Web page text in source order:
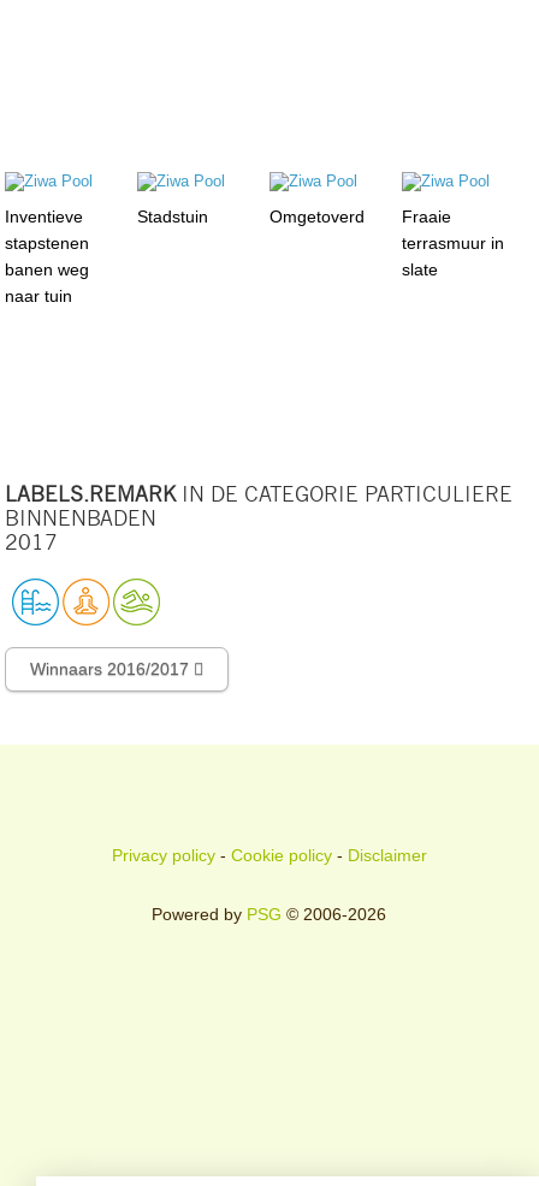
Inventieve
stapstenen
banen weg
naar tuin
Stadstuin Omgetoverd
Fraaie
terrasmuur in
slate
LABELS.REMARKIN DE CATEGORIE PARTICULIERE
BINNENBADEN
2017
Winnaars 2016/2017
Privacy policy- Cookie policy- Disclaimer
Powered by PSG © 2006-2026